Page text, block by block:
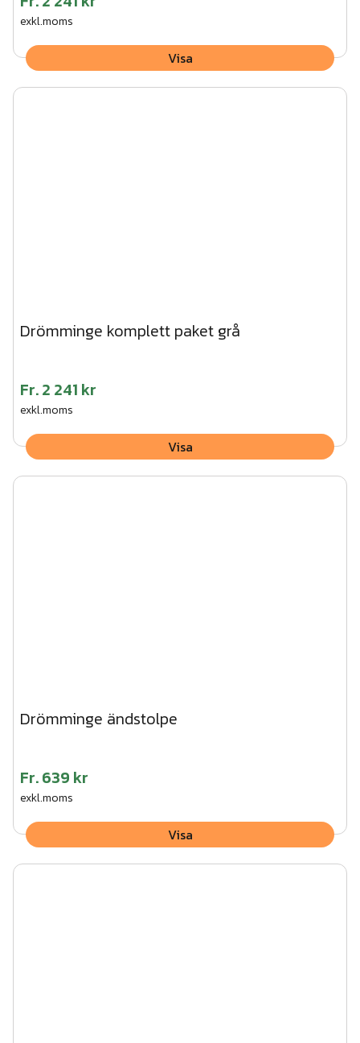
exkl.moms
Visa
Drömminge komplett paket grå
Fr.2 241 kr
exkl.moms
Visa
Drömminge ändstolpe
Fr.639 kr
exkl.moms
Visa